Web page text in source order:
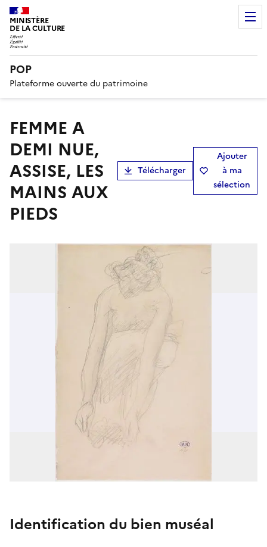
MINISTÈRE
DE LA CULTURE
POP
Plateforme ouverte du patrimoine
FEMME A
DEMI NUE,
ASSISE, LES
MAINS AUX
PIEDS
Télécharger
Ajouter
à ma
sélection
Identification du bien muséal